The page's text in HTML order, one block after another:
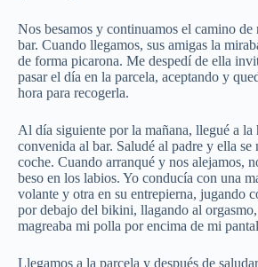
Nos besamos y continuamos el camino de
bar. Cuando llegamos, sus amigas la
de forma picarona. Me despedí de ella
pasar el día en la parcela, aceptando y
hora para recogerla.
Al día siguiente por la mañana, llegué a la
convenida al bar. Saludé al padre y ella se
coche. Cuando arranqué y nos alejamos,
beso en los labios. Yo conducía con una
volante y otra en su entrepierna, jugando
por debajo del bikini, llagando al
magreaba mi polla por encima de mi
Llegamos a la parcela y después de